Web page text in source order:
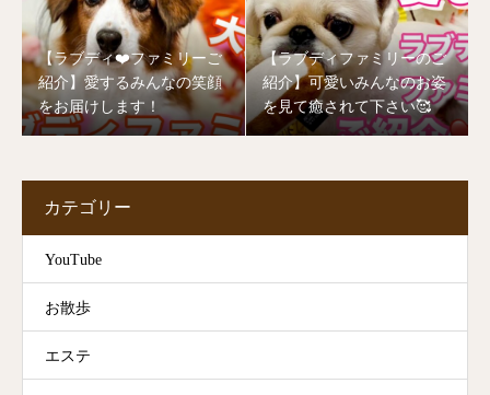
【ラブディ❤️ファミリーご
紹介】愛するみんなの笑顔
をお届けします！
【ラブディファミリーのご
紹介】可愛いみんなのお姿
を見て癒されて下さい🥰
カテゴリー
YouTube
お散歩
エステ